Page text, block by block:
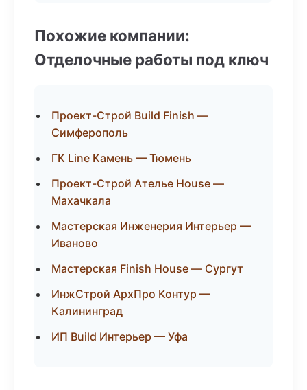
Похожие компании:
Отделочные работы под ключ
Проект-Строй Build Finish —
Симферополь
ГК Line Камень — Тюмень
Проект-Строй Ателье House —
Махачкала
Мастерская Инженерия Интерьер —
Иваново
Мастерская Finish House — Сургут
ИнжСтрой АрхПро Контур —
Калининград
ИП Build Интерьер — Уфа